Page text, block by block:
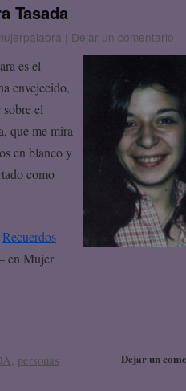
Tasada
| Dejar un comentario
es el
envejecido,
el
que me mira
en blanco y
como
Recuerdos
en Mujer
Dejar un
, personas